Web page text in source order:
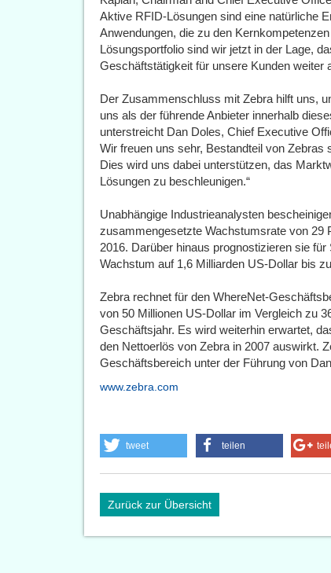
Aktive RFID-Lösungen sind eine natürliche
Anwendungen, die zu den
Lösungsportfolio sind wir jetzt in der Lage,
Geschäftstätigkeit für unsere Kunden weiter
Der Zusammenschluss mit Zebra hilft uns,
uns als der führende Anbieter innerhalb
unterstreicht Dan Doles, Chief Executive
Wir freuen uns sehr, Bestandteil von
Dies wird uns dabei unterstützen, das
Lösungen zu beschleunigen.“
Unabhängige Industrieanalysten
zusammengesetzte Wachstumsrate von 29
2016. Darüber hinaus prognostizieren sie
Wachstum auf 1,6 Milliarden US-Dollar bis
Zebra rechnet für den WhereNet-
von 50 Millionen US-Dollar im Vergleich zu
Geschäftsjahr. Es wird weiterhin erwartet,
den Nettoerlös von Zebra in 2007 auswirkt.
Geschäftsbereich unter der Führung von
www.zebra.com
tweet teilen
Zurück zur Übersicht